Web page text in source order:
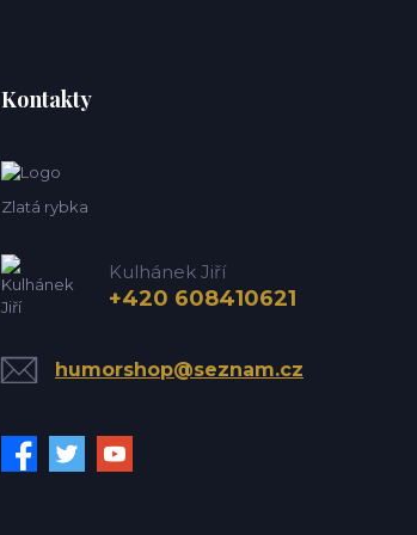
Kontakty
Zlatá rybka
Kulhánek Jiří
+420 608410621
humorshop@seznam.cz